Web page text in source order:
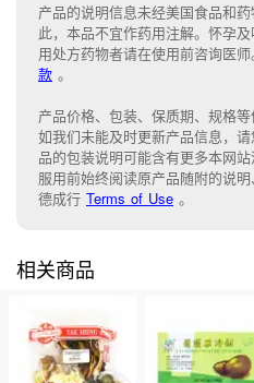
产品的说明信息未经美国食品和
此，本品不宜作药用注解。怀孕
用处方药物者请在使用前咨询医
款 。
产品价格、包装、保质期、规格
如我们未能及时更新产品信息， 请
品的包装说明可能含有更多本网
服用前始终阅读原产品随附的说明、
德成行 Terms of Use 。
相关商品